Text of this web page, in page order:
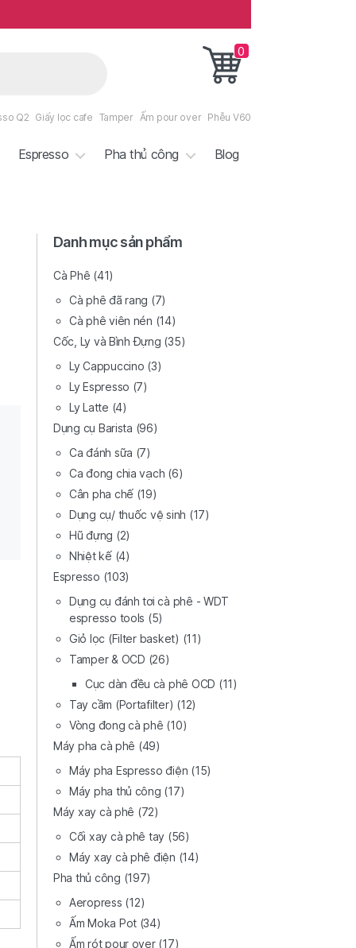
0
Q2 Giấy lọc cafe Tamper Ấm pour over Phễu V60
Espresso Pha thủ công
Blog
Danh mục sản phẩm
Cà Phê (41)
Cà phê đã rang (7)
Cà phê viên nén (14)
Cốc, Ly và Bình Đựng (35)
Ly Cappuccino (3)
Ly Espresso (7)
Ly Latte (4)
Dụng cụ Barista (96)
Ca đánh sữa (7)
Ca đong chia vạch (6)
Cân pha chế (19)
Dụng cụ/ thuốc vệ sinh (17)
Hũ đựng (2)
Nhiệt kế (4)
Espresso (103)
Dụng cụ đánh tơi cà phê - WDT
espresso tools (5)
Giỏ lọc (Filter basket) (11)
Tamper & OCD (26)
Cục dàn đều cà phê OCD (11)
Tay cầm (Portafilter) (12)
Vòng đong cà phê (10)
Máy pha cà phê (49)
Máy pha Espresso điện (15)
Máy pha thủ công (17)
Máy xay cà phê (72)
Cối xay cà phê tay (56)
Máy xay cà phê điện (14)
Pha thủ công (197)
Aeropress (12)
Ấm Moka Pot (34)
Ấm rót pour over (17)